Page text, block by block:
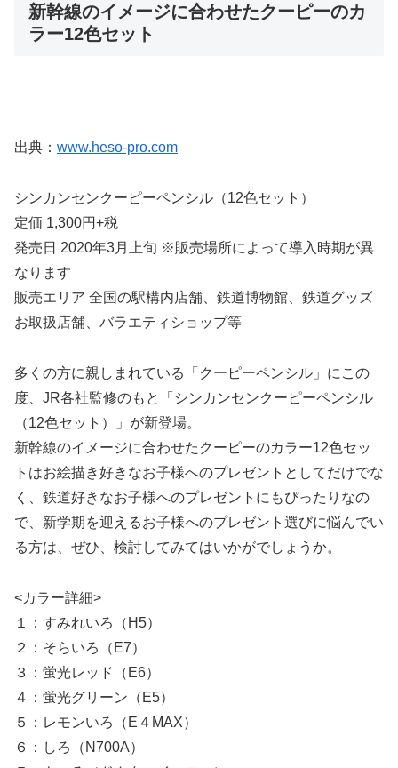
新幹線のイメージに合わせたクーピーのカ
ラー12色セット
出典： www.heso-pro.com
シンカンセンクーピーペンシル（12色セット）
定価 1,300円+税
発売日 2020年3月上旬 ※販売場所によって導入時期が異
なります
販売エリア 全国の駅構内店舗、鉄道博物館、鉄道グッズ
お取扱店舗、バラエティショップ等
多くの方に親しまれている「クーピーペンシル」にこの
度、JR各社監修のもと「シンカンセンクーピーペンシル
（12色セット）」が新登場。
新幹線のイメージに合わせたクーピーのカラー12色セッ
トはお絵描き好きなお子様へのプレゼントとしてだけでな
く、鉄道好きなお子様へのプレゼントにもぴったりなの
で、新学期を迎えるお子様へのプレゼント選びに悩んでい
る方は、ぜひ、検討してみてはいかがでしょうか。
<カラー詳細>
１：すみれいろ（H5）
２：そらいろ（E7）
３：蛍光レッド（E6）
４：蛍光グリーン（E5）
５：レモンいろ（E４MAX）
６：しろ（N700A）